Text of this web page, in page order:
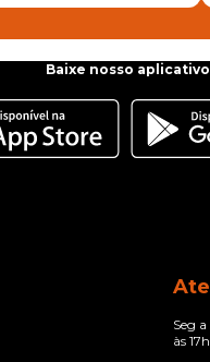
Baixe nosso aplicativo
Seg
às